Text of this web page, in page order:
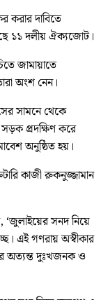
করার দাবিতে
১১ দলীয় ঐক্যজোট।
জামায়াতে
অংশ নেন।
সামনে থেকে
সড়ক প্রদক্ষিণ করে
অনুষ্ঠিত হয়।
কাজী রুকনুজ্জামান
‘জুলাইয়ের সনদ নিয়ে
এই গণরায় অস্বীকার
অত্যন্ত দুঃখজনক ও